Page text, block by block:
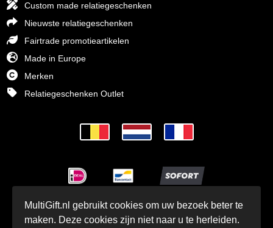
Custom made relatiegeschenken
Nieuwste relatiegeschenken
Fairtrade promotieartikelen
Made in Europe
Merken
Relatiegeschenken Outlet
© MultiGift Relatiegeschenken BV 1993 - 2026
MultiGift.nl gebruikt cookies om uw bezoek beter te
maken. Deze cookies zijn niet naar u te herleiden.